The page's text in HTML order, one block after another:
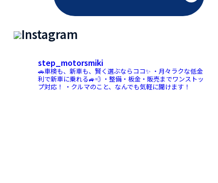
Instagram
step_motorsmiki
🚗車検も、新車も、賢く選ぶならココ✨ ・月々ラクな低金
利で新車に乗れる🚙💨 ・整備・板金・販売までワンストッ
プ対応！
・クルマのこと、なんでも気軽に聞けます！